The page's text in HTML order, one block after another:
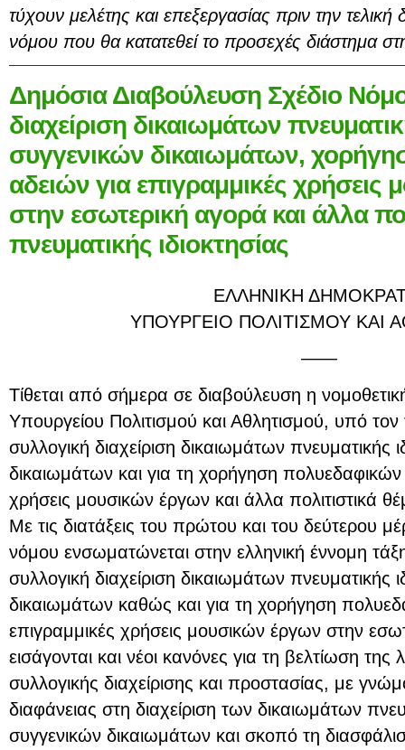
τύχουν μελέτης και επεξεργασίας πριν την
νόμου που θα κατατεθεί το προσεχές διάστημα
Δημόσια Διαβούλευση Σχέδιο
διαχείριση δικαιωμάτων
συγγενικών δικαιωμάτων,
αδειών για επιγραμμικές
στην εσωτερική αγορά και άλλα
πνευματικής ιδιοκτησίας
ΕΛΛΗΝΙΚΗ
ΥΠΟΥΡΓΕΙΟ ΠΟΛΙΤΙΣΜΟΥ ΚΑΙ
——
Τίθεται από σήμερα σε διαβούλευση η
Υπουργείου Πολιτισμού και Αθλητισμού, υπό τον
συλλογική διαχείριση δικαιωμάτων πνευματικής
δικαιωμάτων και για τη χορήγηση πολυεδαφικών
χρήσεις μουσικών έργων και άλλα πολιτιστικά
Με τις διατάξεις του πρώτου και του δεύτερου
νόμου ενσωματώνεται στην ελληνική έννομη
συλλογική διαχείριση δικαιωμάτων πνευματικής
δικαιωμάτων καθώς και για τη χορήγηση
επιγραμμικές χρήσεις μουσικών έργων στην
εισάγονται και νέοι κανόνες για τη βελτίωση
συλλογικής διαχείρισης και προστασίας, με
διαφάνειας στη διαχείριση των δικαιωμάτων
συγγενικών δικαιωμάτων και σκοπό τη